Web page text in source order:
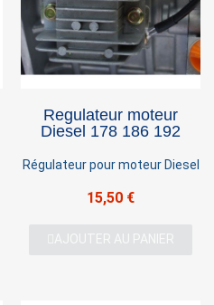
Regulateur moteur
Diesel 178 186 192
Régulateur pour moteur Diesel
15,50 €
AJOUTER AU PANIER